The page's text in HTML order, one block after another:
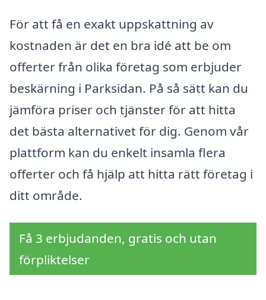
För att få en exakt uppskattning av
kostnaden är det en bra idé att be om
offerter från olika företag som erbjuder
beskärning i Parksidan. På så sätt kan du
jämföra priser och tjänster för att hitta
det bästa alternativet för dig. Genom vår
plattform kan du enkelt insamla flera
offerter och få hjälp att hitta rätt företag i
ditt område.
Få 3 erbjudanden, gratis och utan
förpliktelser